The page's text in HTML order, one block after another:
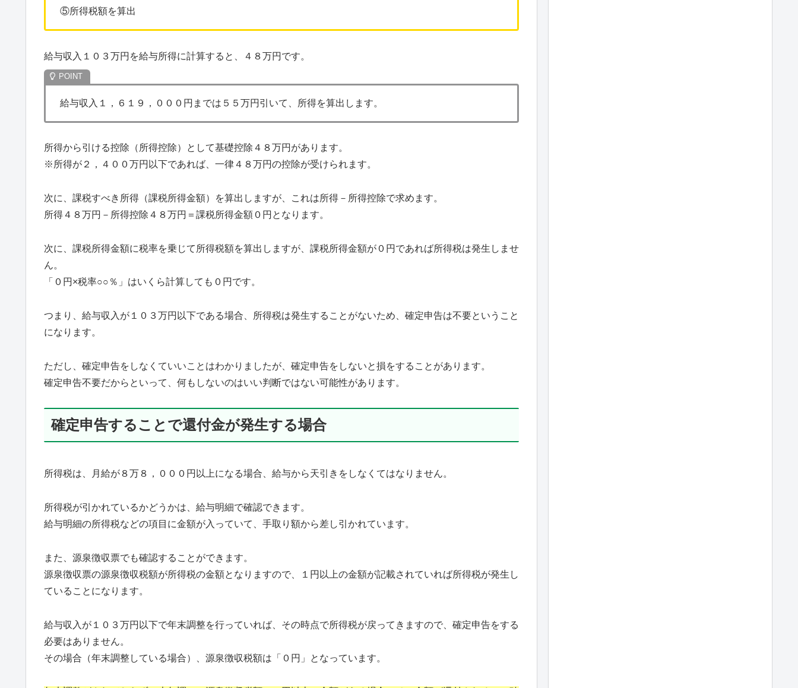
⑤所得税額を算出
給与収入１０３万円を給与所得に計算すると、４８万円です。
給与収入１，６１９，０００円までは５５万円引いて、所得を算出します。
所得から引ける控除（所得控除）として基礎控除４８万円があります。
※所得が２，４００万円以下であれば、一律４８万円の控除が受けられます。
次に、課税すべき所得（課税所得金額）を算出しますが、これは所得－所得控除で求めます。
所得４８万円－所得控除４８万円＝課税所得金額０円となります。
次に、課税所得金額に税率を乗じて所得税額を算出しますが、課税所得金額が０円であれば所得税は発生しませ
ん。
「０円×税率○○％」はいくら計算しても０円です。
つまり、給与収入が１０３万円以下である場合、所得税は発生することがないため、確定申告は不要ということ
になります。
ただし、確定申告をしなくていいことはわかりましたが、確定申告をしないと損をすることがあります。
確定申告不要だからといって、何もしないのはいい判断ではない可能性があります。
確定申告することで還付金が発生する場合
所得税は、月給が８万８，０００円以上になる場合、給与から天引きをしなくてはなりません。
所得税が引かれているかどうかは、給与明細で確認できます。
給与明細の所得税などの項目に金額が入っていて、手取り額から差し引かれています。
また、源泉徴収票でも確認することができます。
源泉徴収票の源泉徴収税額が所得税の金額となりますので、１円以上の金額が記載されていれば所得税が発生し
ていることになります。
給与収入が１０３万円以下で年末調整を行っていれば、その時点で所得税が戻ってきますので、確定申告をする
必要はありません。
その場合（年末調整している場合）、源泉徴収税額は「０円」となっています。